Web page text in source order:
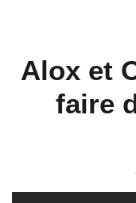
Alox et
faire